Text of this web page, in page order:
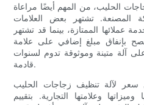
الحليب، من المهم أيضًا مراعاة
المصنعة. تشتهر بعض العلامات
عملائها الممتازة، بينما قد تشتهر
بإنفاق مبلغ إضافي على علامة
آلة متينة وموثوقة تدوم لسنوات
قادمة.
سعر لآلة تنظيف زجاجات الحليب
وعلامتها التجارية. بتقييم